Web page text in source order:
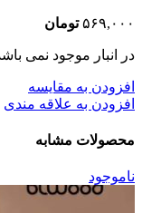
۵۶۹,۰۰۰ تومان
در انبار موجود نمی
افزودن به مقایسه
افزودن به علاقه مندی
محصولات مشابه
ناموجود